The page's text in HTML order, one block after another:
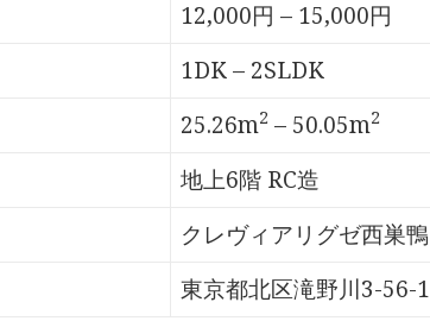
12,000円 – 15,000円
1DK – 2SLDK
25.26m2 – 50.05m2
地上6階 RC造
クレヴィアリグゼ西巣鴨
東京都北区滝野川3-56-1